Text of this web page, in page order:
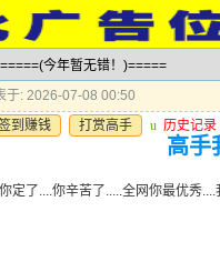
今年暂无错！)=====
于: 2026-07-08 00:50
到赚钱
打赏高手 u 历史记录
高手
定了....你辛苦了.....全网你最优秀